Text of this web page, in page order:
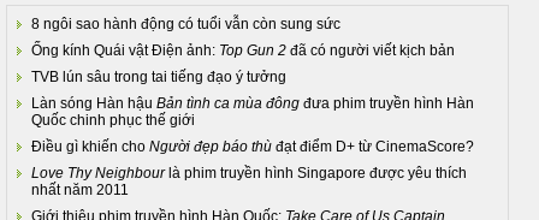
8 ngôi sao hành động có tuổi vẫn còn sung sức
Ống kính Quái vật Điện ảnh: Top Gun 2 đã có người viết kịch bản
TVB lún sâu trong tai tiếng đạo ý tưởng
Làn sóng Hàn hậu Bản tình ca mùa đông đưa phim truyền hình Hàn
Quốc chinh phục thế giới
Điều gì khiến cho Người đẹp báo thù đạt điểm D+ từ CinemaScore?
Love Thy Neighbourlà phim truyền hình Singapore được yêu thích
nhất năm 2011